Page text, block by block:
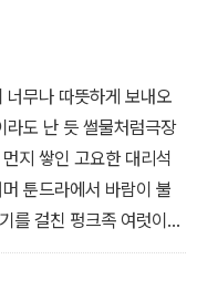
너무나 따뜻하게 보내오
라도 난 듯 썰물처럼극장
지 쌓인 고요한 대리석
툰드라에서 바람이 불
를 걸친 펑크족 여럿이